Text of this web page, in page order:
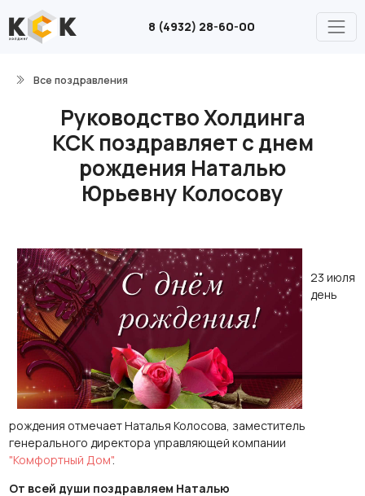
8 (4932) 28-60-00
Все поздравления
Руководство Холдинга
КСК поздравляет с днем
рождения Наталью
Юрьевну Колосову
23 июля
день
рождения отмечает Наталья Колосова, заместитель
генерального директора управляющей компании
"Комфортный Дом".
От всей души поздравляем Наталью